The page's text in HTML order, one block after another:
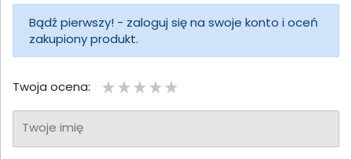
Bądź pierwszy! - zaloguj się na swoje konto i oceń
zakupiony produkt.
Twoja ocena:
Twoje imię